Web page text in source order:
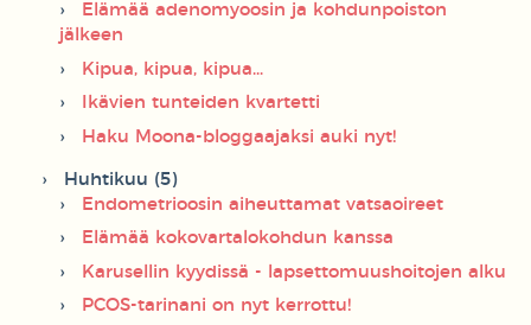
Elämää adenomyoosin ja kohdunpoiston
jälkeen
Kipua, kipua, kipua...
Ikävien tunteiden kvartetti
Haku Moona-bloggaajaksi auki nyt!
Huhtikuu (5)
Endometrioosin aiheuttamat vatsaoireet
Elämää kokovartalokohdun kanssa
Karusellin kyydissä - lapsettomuushoitojen alku
PCOS-tarinani on nyt kerrottu!